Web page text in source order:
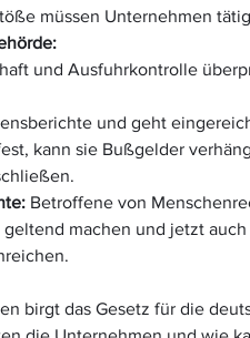
müssen Unternehmen
und Ausfuhrkontrolle
und geht
kann sie Bußgelder
Betroffene von
machen und jetzt
birgt das Gesetz für die